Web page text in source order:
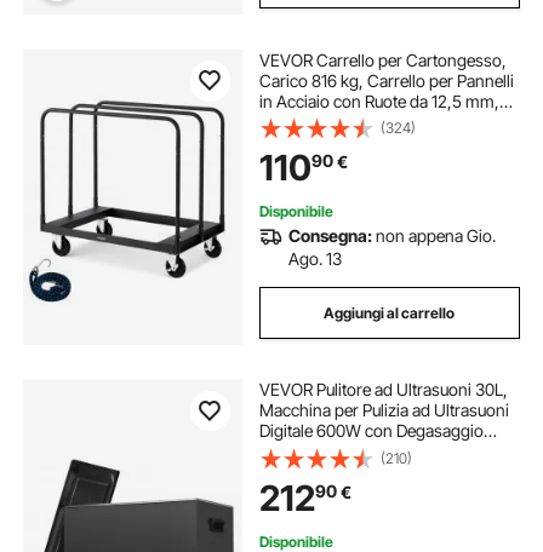
VEVOR Carrello per Cartongesso,
Carico 816 kg, Carrello per Pannelli
in Acciaio con Ruote da 12,5 mm,
per Cartongesso in Legno con
Cinghia di Ancoraggio e 3
Corrimano Laterali per Garage,
Nero
(324)
11090€
Disponibile
Consegna:non appena Gio.
Ago. 13
Aggiungi al carrello
VEVOR Pulitore ad Ultrasuoni 30L,
Macchina per Pulizia ad Ultrasuoni
Digitale 600W con Degasaggio
Modalità Delicata, Pulitore ad
Ultrasuoni Industriale da 40kHz con
Timer e Riscaldatore per Gioielli
(210)
21290€
Disponibile